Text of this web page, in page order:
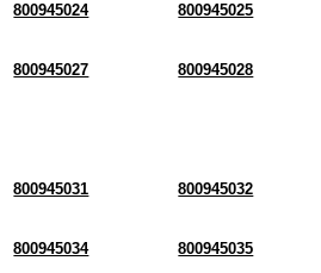
800945024 800945025
800945027 800945028
800945031 800945032
800945034 800945035